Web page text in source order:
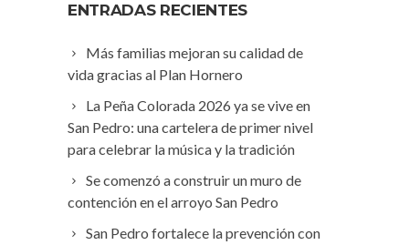
ENTRADAS RECIENTES
Más familias mejoran su calidad de
vida gracias al Plan Hornero
La Peña Colorada 2026 ya se vive en
San Pedro: una cartelera de primer nivel
para celebrar la música y la tradición
Se comenzó a construir un muro de
contención en el arroyo San Pedro
San Pedro fortalece la prevención con